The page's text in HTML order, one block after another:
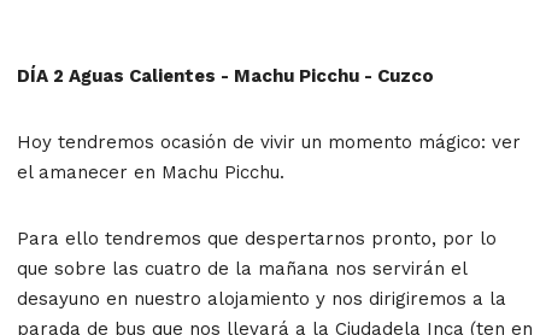
DÍA 2 Aguas Calientes - Machu Picchu - Cuzco
Hoy tendremos ocasión de vivir un momento mágico: ver
el amanecer en Machu Picchu.
Para ello tendremos que despertarnos pronto, por lo
que sobre las cuatro de la mañana nos servirán el
desayuno en nuestro alojamiento y nos dirigiremos a la
parada de bus que nos llevará a la Ciudadela Inca (ten en